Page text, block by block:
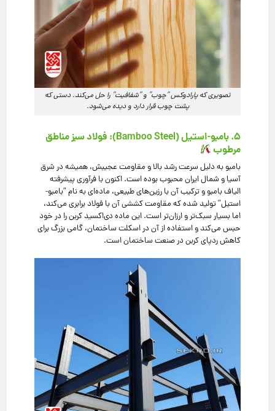
تصویری که پارادوکس “چوب” و “شفافیت” را حل می‌کند. دستی که
پشت چوب قرار دارد و دیده می‌شود.
۵. بامبو-استیل (Bamboo Steel): فولاد سبز مناطق
مرطوب
بامبو به دلیل سرعت رشد بالا و مقاومت عجیبش، همیشه در شرق
آسیا و شمال ایران محبوب بوده است. اکنون با فرآوری پیشرفته
الیاف بامبو و ترکیب آن با رزین‌های طبیعی، ماده‌ای به نام “بامبو-
استیل” تولید شده که مقاومت کششی آن با فولاد برابری می‌کند،
اما بسیار سبک‌تر و ارزان‌تر است. این ماده دی‌اکسید کربن را در خود
حبس می‌کند و استفاده از آن در اسکلت ساختمان، گامی بزرگ برای
کاهش ردپای کربن در صنعت ساختمان است.